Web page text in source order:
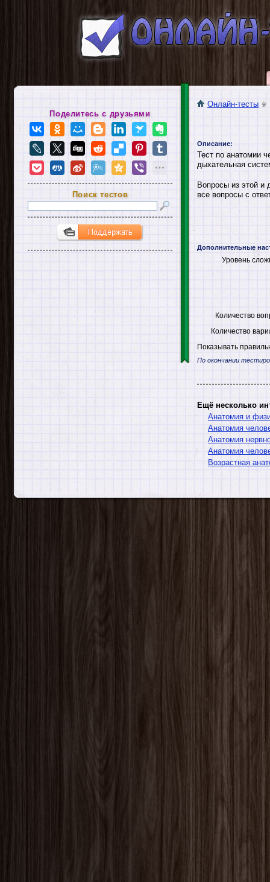
Онлайн-тесты
Описание:
Тест по анатомии
дыхательная
Вопросы из этой и
все вопросы с
Дополнительные
Уровень
Количество
Количество
Показывать
По окончании
Ещё несколько
Анатомия и
Анатомия
Анатомия
Анатомия
Возрастная
Поделитесь с друзьями
Поиск тестов